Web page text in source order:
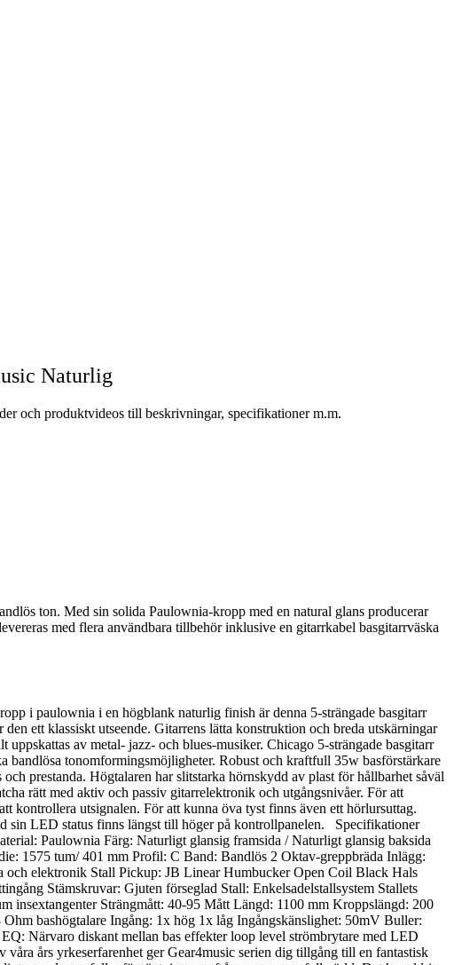
Naturlig
och produktvideos till beskrivningar, specifikationer m.m.
ton. Med sin solida Paulownia-kropp med en natural glans producerar
med flera användbara tillbehör inklusive en gitarrkabel basgitarrväska
i paulownia i en högblank naturlig finish är denna 5-strängade basgitarr
ett klassiskt utseende. Gitarrens lätta konstruktion och breda utskärningar
av metal- jazz- och blues-musiker. Chicago 5-strängade basgitarr
bandlösa tonomformingsmöjligheter. Robust och kraftfull 35w basförstärkare
prestanda. Högtalaren har slitstarka hörnskydd av plast för hållbarhet såväl
rätt med aktiv och passiv gitarrelektronik och utgångsnivåer. För att
kontrollera utsignalen. För att kunna öva tyst finns även ett hörlursuttag.
sin LED status finns längst till höger på kontrollpanelen. Specifikationer
Paulownia Färg: Naturligt glansig framsida / Naturligt glansig baksida
1575 tum/ 401 mm Profil: C Band: Bandlös 2 Oktav-greppbräda Inlägg:
och elektronik Stall Pickup: JB Linear Humbucker Open Coil Black Hals
Stämskruvar: Gjuten förseglad Stall: Enkelsadelstallsystem Stallets
insextangenter Strängmått: 40-95 Mått Längd: 1100 mm Kroppslängd: 200
bashögtalare Ingång: 1x hög 1x låg Ingångskänslighet: 50mV Buller:
Närvaro diskant mellan bas effekter loop level strömbrytare med LED
års yrkeserfarenhet ger Gear4music serien dig tillgång till en fantastisk